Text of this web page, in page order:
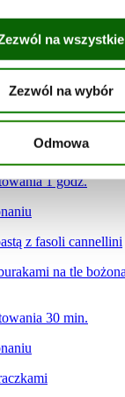
na wszystkie
Zezwól na wybór
Odmowa
30 min.
1 godz.
z fasoli cannellini
30 min.